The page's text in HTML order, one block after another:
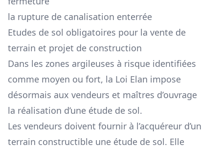
la rupture de canalisation enterrée
Etudes de sol obligatoires pour la vente de
terrain et projet de construction
Dans les zones argileuses à risque identifiées
comme moyen ou fort, la Loi Elan impose
désormais aux vendeurs et maîtres d’ouvrage
la réalisation d’une étude de sol.
Les vendeurs doivent fournir à l’acquéreur d’un
terrain constructible une étude de sol. Elle